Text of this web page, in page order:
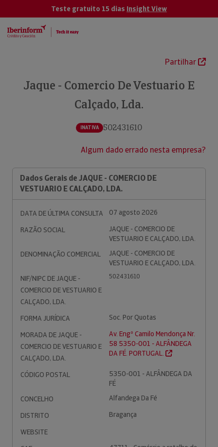
Teste gratuito 15 dias Insight View
Partilhar
Jaque - Comercio De Vestuario E
Calçado, Lda.
INATIVA 502431610
Algum dado errado nesta empresa?
Dados Gerais de JAQUE - COMERCIO DE
VESTUARIO E CALÇADO, LDA.
DATA DE ÚLTIMA CONSULTA
07 agosto 2026
RAZÃO SOCIAL
JAQUE - COMERCIO DE
VESTUARIO E CALÇADO, LDA.
DENOMINAÇÃO COMERCIAL
JAQUE - COMERCIO DE
VESTUARIO E CALÇADO, LDA.
NIF/NIPC DE JAQUE -
COMERCIO DE VESTUARIO E
CALÇADO, LDA.
502431610
FORMA JURÍDICA
Soc. Por Quotas
MORADA DE JAQUE -
COMERCIO DE VESTUARIO E
CALÇADO, LDA.
Av. Engº Camilo Mendonça Nr.
58 5350-001 - ALFÂNDEGA
DA FÉ. PORTUGAL.
CÓDIGO POSTAL
5350-001 - ALFÂNDEGA DA
FÉ
CONCELHO
Alfandega Da Fé
DISTRITO
Bragança
WEBSITE